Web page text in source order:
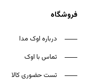
فروشگاه
درباره اوک مدا
تماس با اوک
تست حضوری کالا